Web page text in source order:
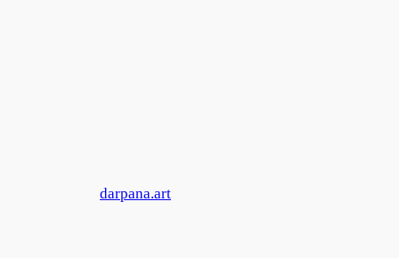
darpana.art